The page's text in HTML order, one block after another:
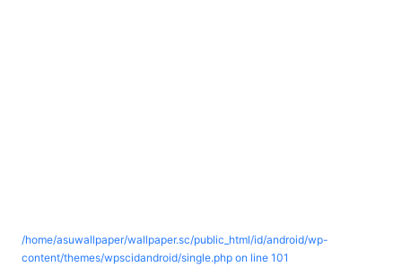
/home/asuwallpaper/wallpaper.sc/public_html/id/android/wp-
content/themes/wpscidandroid/single.php on line 101